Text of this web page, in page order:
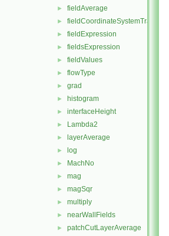
► fieldAverage
► fieldCoordinateSystemTransform
► fieldExpression
► fieldsExpression
► fieldValues
► flowType
► grad
► histogram
► interfaceHeight
► Lambda2
► layerAverage
► log
► MachNo
► mag
► magSqr
► multiply
► nearWallFields
► patchCutLayerAverage